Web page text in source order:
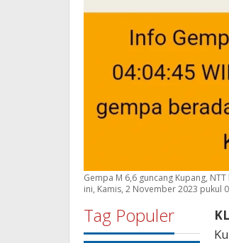
Gempa M 6,6 guncang Kupang,
ini, Kamis, 2 November 2023 pukul
Tag Populer